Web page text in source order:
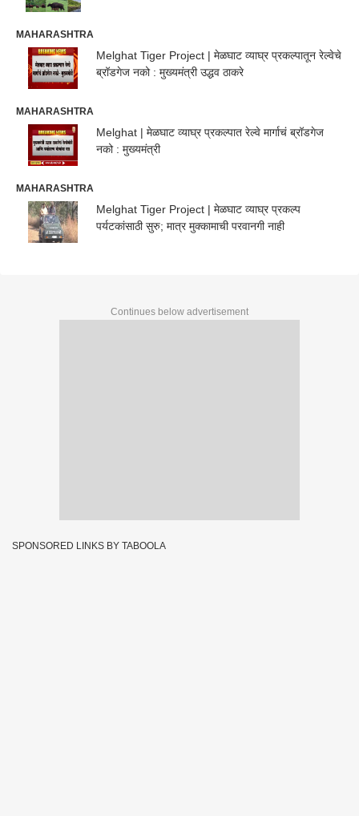
MAHARASHTRA
Melghat Tiger Project | मेळघाट व्याघ्र प्रकल्पातून रेल्वेचे
ब्रॉडगेज नको : मुख्यमंत्री उद्धव ठाकरे
MAHARASHTRA
Melghat | मेळघाट व्याघ्र प्रकल्पात रेल्वे मार्गाचं ब्रॉडगेज
नको : मुख्यमंत्री
MAHARASHTRA
Melghat Tiger Project | मेळघाट व्याघ्र प्रकल्प
पर्यटकांसाठी सुरु; मात्र मुक्कामाची परवानगी नाही
Continues below advertisement
SPONSORED LINKS BY TABOOLA